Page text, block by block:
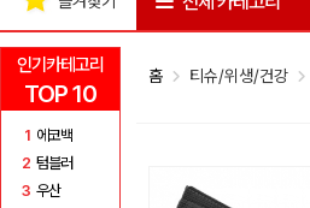
인기카테고리
TOP 10
1 에코백
2 텀블러
3 우산
홈 티슈/위생/건강